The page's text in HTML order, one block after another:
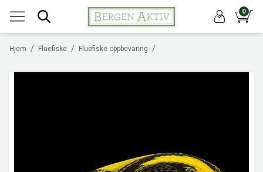
0
/
Hjem /
Fluefiske /
Fluefiske oppbevaring